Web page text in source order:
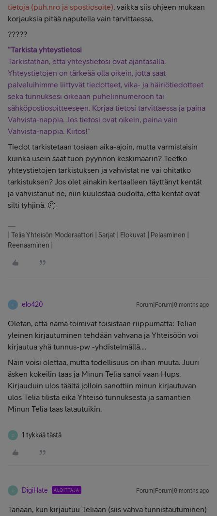
tietoja (puh.nro ja spostiosoite), vaikka siis ohjeen mukaan
korjauksia pitää naputella vain tarvittaessa.
?????
“Tarkista yhteystietosi
Tarkistathan, että yhteystietosi ovat ajantasalla.
Yhteystietojen on tärkeää olla oikein, jotta saat
palveluihimme liittyvät tiedotteet, vika- ja häiriötiedotteet
sekä tunnuksesi oikeaan puhelinnumeroon tai
sähköpostiosoitteeseen. Korjaa tietosi tarvittaessa ja paina
Vahvista-nappia. Jos tietosi ovat oikein, paina vain
Vahvista-nappia. Kiitos!”
Tiedot tarkistetaan tosiaan aika-ajoin, mutta varmistaisin
kuinka usein saat tuon pyynnön keskimäärin? Teetkö
yhteystietojen tarkistuksen ja vahvistat ne vai ohitatko
tarkistuksen? Jos olet ainakin kertaalleen täyttänyt kentät
ja vahvistanut ne, niin kuulostaa oudolta, että kentät ovat
silti tyhjinä. 🤔
| Telia Yhteisön Moderaattori | Sarjat | Elokuvat | Pelaaminen |
Reenaaminen |
E elo420 Forum|Forum|8 months ago
Oletan, että nämä toimivat toisistaan riippumatta: Telian
yleinen kirjautuminen tehdään vahvana ja Yhteisöön voi
kirjautua yhä tunnus-pw -yhdistelmällä….
Näin voisi olettaa, mutta todellisuus on ihan muuta. Juuri
äsken kokeilin taas ja Minun Telia sanoi vaan Hups.
Kirjauduin ulos täältä jolloin sanottiin minun kirjautuvan
ulos Telia tilistä eikä Yhteisö tunnuksesta ja samantien
Minun Telia taas latautuikin.
D 1 tykkää tästä
D DigiHate ALOITTAJA Forum|Forum|8 months ago
Tänään, kun kirjautuu Teliaan (siis vahva tunnistautuminen)